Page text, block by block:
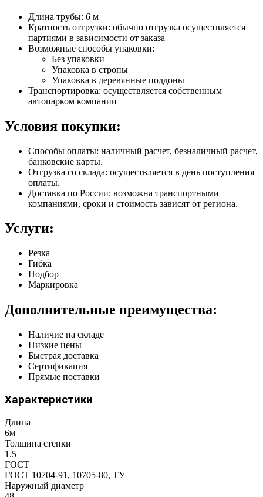
Длина трубы: 6 м
Кратность отгрузки: обычно отгрузка осуществляется
партиями в зависимости от заказа
Возможные способы упаковки:
Без упаковки
Упаковка в стропы
Упаковка в деревянные поддоны
Транспортировка: осуществляется собственным
автопарком компании
Условия покупки:
Способы оплаты: наличный расчет, безналичный расчет,
банковские карты.
Отгрузка со склада: осуществляется в день поступления
оплаты.
Доставка по России: возможна транспортными
компаниями, сроки и стоимость зависят от региона.
Услуги:
Резка
Гибка
Подбор
Маркировка
Дополнительные преимущества:
Наличие на складе
Низкие цены
Быстрая доставка
Сертификация
Прямые поставки
Характеристики
Длина
6м
Толщина стенки
1.5
ГОСТ
ГОСТ 10704-91, 10705-80, ТУ
Наружный диаметр